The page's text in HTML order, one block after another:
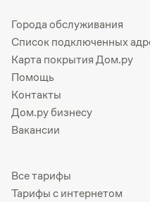
Города обслуживания
Список подключенных
Карта покрытия Дом.ру
Помощь
Контакты
Дом.ру бизнесу
Вакансии
Все тарифы
Тарифы с интернетом